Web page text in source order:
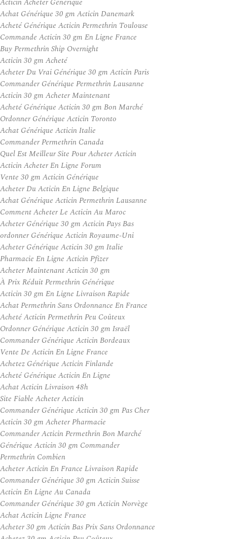
Achat Générique 30 gm Acticin Danemark
Acheté Générique Acticin Permethrin Toulouse
Commande Acticin 30 gm En Ligne France
Buy Permethrin Ship Overnight
Acticin 30 gm Acheté
Acheter Du Vrai Générique 30 gm Acticin Paris
Commander Générique Permethrin Lausanne
Acticin 30 gm Acheter Maintenant
Acheté Générique Acticin 30 gm Bon Marché
Ordonner Générique Acticin Toronto
Achat Générique Acticin Italie
Commander Permethrin Canada
Quel Est Meilleur Site Pour Acheter Acticin
Acticin Acheter En Ligne Forum
Vente 30 gm Acticin Générique
Acheter Du Acticin En Ligne Belgique
Achat Générique Acticin Permethrin Lausanne
Comment Acheter Le Acticin Au Maroc
Acheter Générique 30 gm Acticin Pays Bas
ordonner Générique Acticin Royaume-Uni
Acheter Générique Acticin 30 gm Italie
Pharmacie En Ligne Acticin Pfizer
Acheter Maintenant Acticin 30 gm
À Prix Réduit Permethrin Générique
Acticin 30 gm En Ligne Livraison Rapide
Achat Permethrin Sans Ordonnance En France
Acheté Acticin Permethrin Peu Coûteux
Ordonner Générique Acticin 30 gm Israël
Commander Générique Acticin Bordeaux
Vente De Acticin En Ligne France
Achetez Générique Acticin Finlande
Acheté Générique Acticin En Ligne
Achat Acticin Livraison 48h
Site Fiable Acheter Acticin
Commander Générique Acticin 30 gm Pas Cher
Acticin 30 gm Acheter Pharmacie
Commander Acticin Permethrin Bon Marché
Générique Acticin 30 gm Commander
Permethrin Combien
Acheter Acticin En France Livraison Rapide
Commander Générique 30 gm Acticin Suisse
Acticin En Ligne Au Canada
Commander Générique 30 gm Acticin Norvège
Achat Acticin Ligne France
Acheter 30 gm Acticin Bas Prix Sans Ordonnance